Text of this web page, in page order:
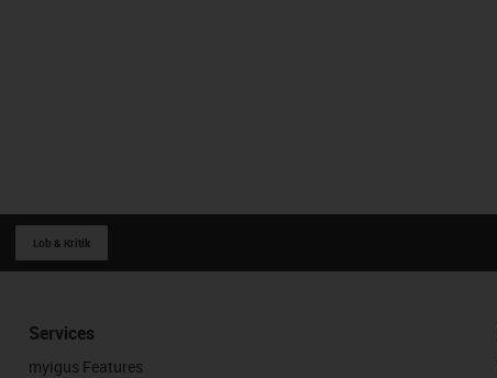
Lob & Kritik
Services
myigus Features